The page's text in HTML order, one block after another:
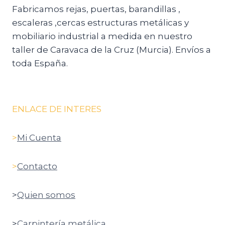
Fabricamos rejas, puertas, barandillas ,
escaleras ,cercas estructuras metálicas y
mobiliario industrial a medida en nuestro
taller de Caravaca de la Cruz (Murcia). Envíos a
toda España.
ENLACE DE INTERES
>Mi Cuenta
>Contacto
>Quien somos